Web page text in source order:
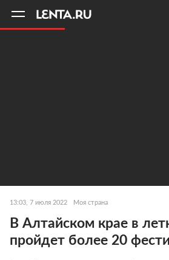
13:03, 7 июля 2022 Моя страна
В Алтайском крае в
пройдет более 20